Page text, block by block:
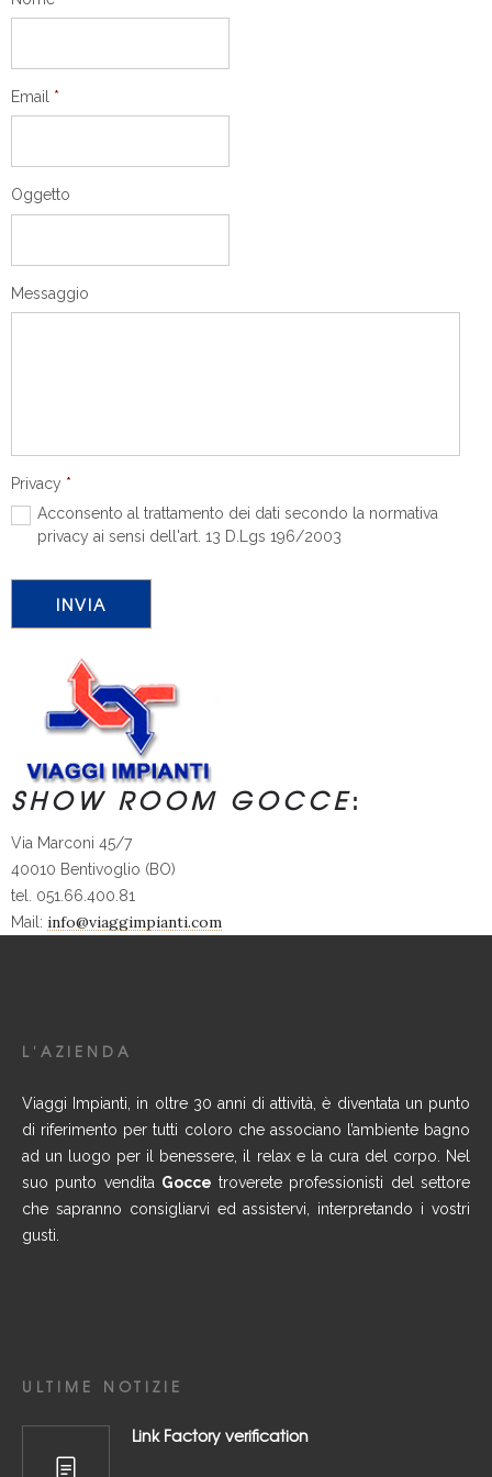
Email *
Oggetto
Messaggio
Privacy *
Acconsento al trattamento dei dati secondo la normativa
privacy ai sensi dell'art. 13 D.Lgs 196/2003
SHOW ROOM GOCCE:
Via Marconi 45/7
40010 Bentivoglio (BO)
tel. 051.66.400.81
Mail: info@viaggimpianti.com
L'AZIENDA
Viaggi Impianti, in oltre 30 anni di attività, è diventata un punto
di riferimento per tutti coloro che associano l’ambiente bagno
ad un luogo per il benessere, il relax e la cura del corpo. Nel
suo punto vendita Gocce troverete professionisti del settore
che sapranno consigliarvi ed assistervi, interpretando i vostri
gusti.
ULTIME NOTIZIE
Link Factory verification